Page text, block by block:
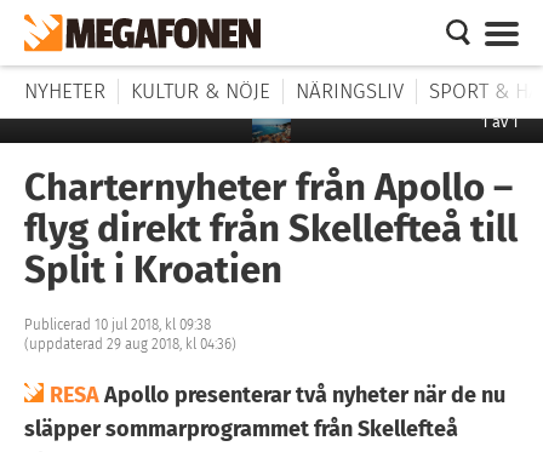
NYHETER KULTUR & NÖJE NÄRINGSLIV SPORT &
1av1
Charternyheter från Apollo –
flyg direkt från Skellefteå till
Split i Kroatien
Publicerad 10 jul 2018, kl 09:38
(uppdaterad 29 aug 2018, kl 04:36)
RESAApollo presenterar två nyheter när de nu
släpper sommarprogrammet från Skellefteå